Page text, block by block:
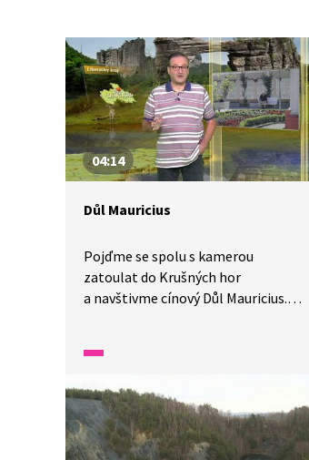
04:14
Důl Mauricius
Pojďme se spolu s kamerou
zatoulat do Krušných hor
a navštivme cínový Důl Mauricius.
Zjistíme, že důl měří až 1,5 km
Uvážíme-li, že dříve horníkům
trvalo celou směnu posunout se
o dva centimetry, oceníme jeho